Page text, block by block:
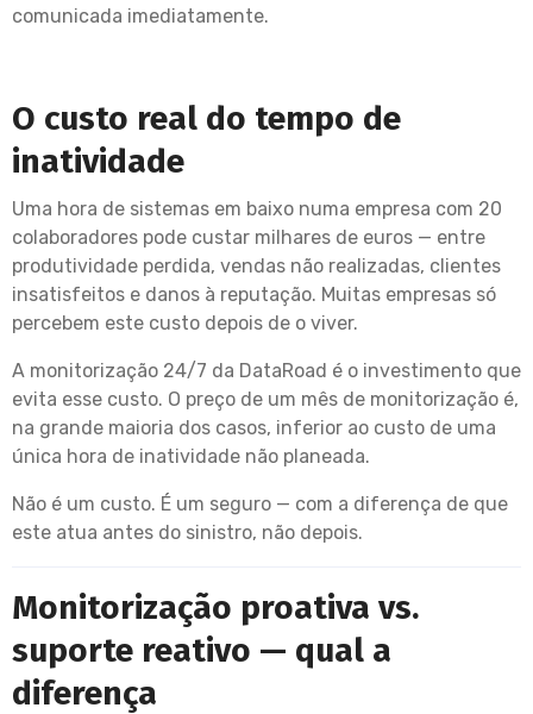
comunicada imediatamente.
O custo real do tempo de
inatividade
Uma hora de sistemas em baixo numa empresa com 20
colaboradores pode custar milhares de euros — entre
produtividade perdida, vendas não realizadas, clientes
insatisfeitos e danos à reputação. Muitas empresas só
percebem este custo depois de o viver.
A monitorização 24/7 da DataRoad é o investimento que
evita esse custo. O preço de um mês de monitorização é,
na grande maioria dos casos, inferior ao custo de uma
única hora de inatividade não planeada.
Não é um custo. É um seguro — com a diferença de que
este atua antes do sinistro, não depois.
Monitorização proativa vs.
suporte reativo — qual a
diferença